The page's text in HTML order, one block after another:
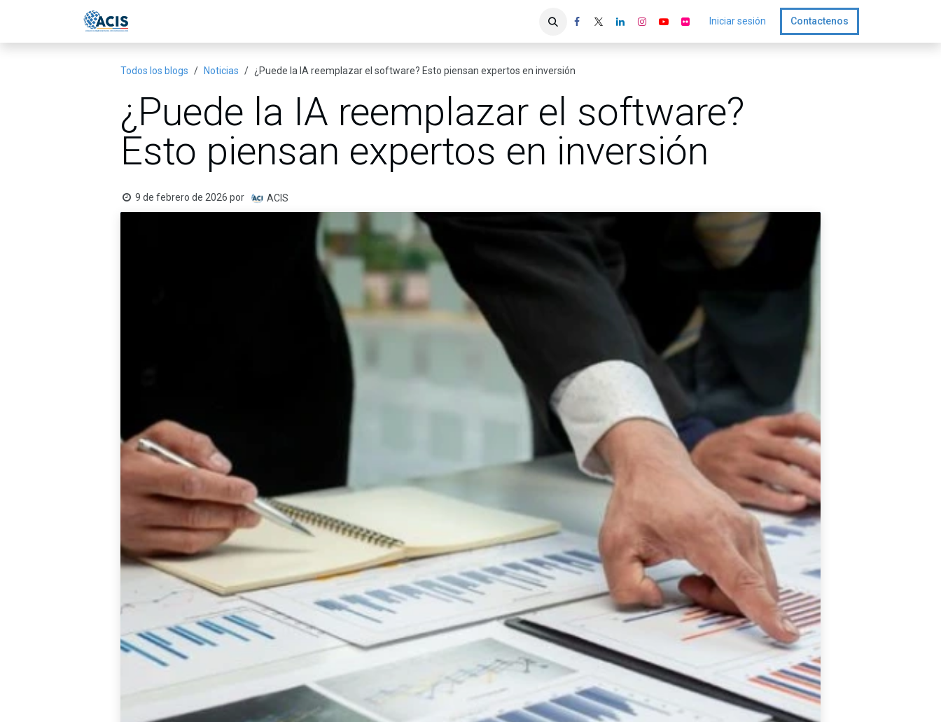
Iniciar sesión Contactenos
Todos los blogs Noticias ¿Puede la IA reemplazar el software? Esto piensan expertos en inversión
¿Puede la IA reemplazar el software?
Esto piensan expertos en inversión
9 de febrero de 2026 por ACIS